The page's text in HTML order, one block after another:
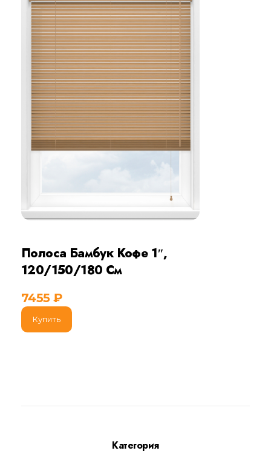
Полоса Бамбук Кофе 1″,
120/150/180 См
7455 ₽
Купить
Категория